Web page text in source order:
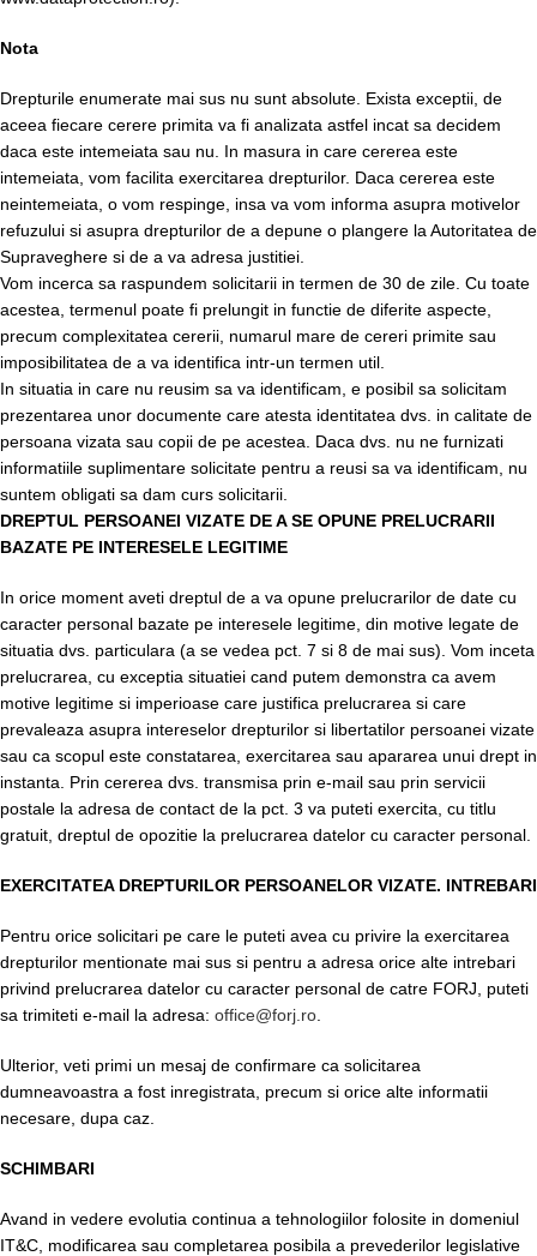
Nota
Drepturile enumerate mai sus nu sunt absolute. Exista exceptii, de
aceea fiecare cerere primita va fi analizata astfel incat sa decidem
daca este intemeiata sau nu. In masura in care cererea este
intemeiata, vom facilita exercitarea drepturilor. Daca cererea este
neintemeiata, o vom respinge, insa va vom informa asupra motivelor
refuzului si asupra drepturilor de a depune o plangere la Autoritatea de
Supraveghere si de a va adresa justitiei.
Vom incerca sa raspundem solicitarii in termen de 30 de zile. Cu toate
acestea, termenul poate fi prelungit in functie de diferite aspecte,
precum complexitatea cererii, numarul mare de cereri primite sau
imposibilitatea de a va identifica intr-un termen util.
In situatia in care nu reusim sa va identificam, e posibil sa solicitam
prezentarea unor documente care atesta identitatea dvs. in calitate de
persoana vizata sau copii de pe acestea. Daca dvs. nu ne furnizati
informatiile suplimentare solicitate pentru a reusi sa va identificam, nu
suntem obligati sa dam curs solicitarii.
DREPTUL PERSOANEI VIZATE DE A SE OPUNE PRELUCRARII
BAZATE PE INTERESELE LEGITIME
In orice moment aveti dreptul de a va opune prelucrarilor de date cu
caracter personal bazate pe interesele legitime, din motive legate de
situatia dvs. particulara (a se vedea pct. 7 si 8 de mai sus). Vom inceta
prelucrarea, cu exceptia situatiei cand putem demonstra ca avem
motive legitime si imperioase care justifica prelucrarea si care
prevaleaza asupra intereselor drepturilor si libertatilor persoanei vizate
sau ca scopul este constatarea, exercitarea sau apararea unui drept in
instanta. Prin cererea dvs. transmisa prin e-mail sau prin servicii
postale la adresa de contact de la pct. 3 va puteti exercita, cu titlu
gratuit, dreptul de opozitie la prelucrarea datelor cu caracter personal.
EXERCITATEA DREPTURILOR PERSOANELOR VIZATE. INTREBARI
Pentru orice solicitari pe care le puteti avea cu privire la exercitarea
drepturilor mentionate mai sus si pentru a adresa orice alte intrebari
privind prelucrarea datelor cu caracter personal de catre FORJ, puteti
sa trimiteti e-mail la adresa: office@forj.ro
Ulterior, veti primi un mesaj de confirmare ca solicitarea
dumneavoastra a fost inregistrata, precum si orice alte informatii
necesare, dupa caz.
SCHIMBARI
Avand in vedere evolutia continua a tehnologiilor folosite in domeniul
IT&C, modificarea sau completarea posibila a prevederilor legislative